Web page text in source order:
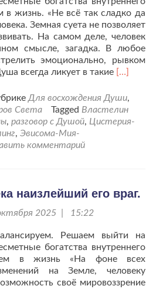
в жизнь. «Не всё так сладко да
Земная суета не позволяет
На самом деле, человек
смысле, загадка. В любое
эмоционально, рывком
всегда ликует в такие Читать
всегда
сближает
[…]
Для восхождения Души,
Света
Tagged Властелин
, разговор с Душой, Цистерия-
, Эвисома-Мия-
комментарий
наизлейший его враг.
2025 | 15:22
Решаем выйти на
богатства внутреннего
в жизнь «На фоне всех
на Земле, человеку
своё мировоззрение